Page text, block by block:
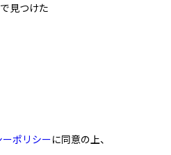
見つけた
ポリシーに同意の上、